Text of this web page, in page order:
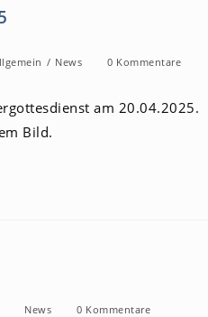
/ News
Beitrags-
0 Kommentare
am 20.04.2025.
Bild.
Beitrags-
News
Beitrags-
0 Kommentare